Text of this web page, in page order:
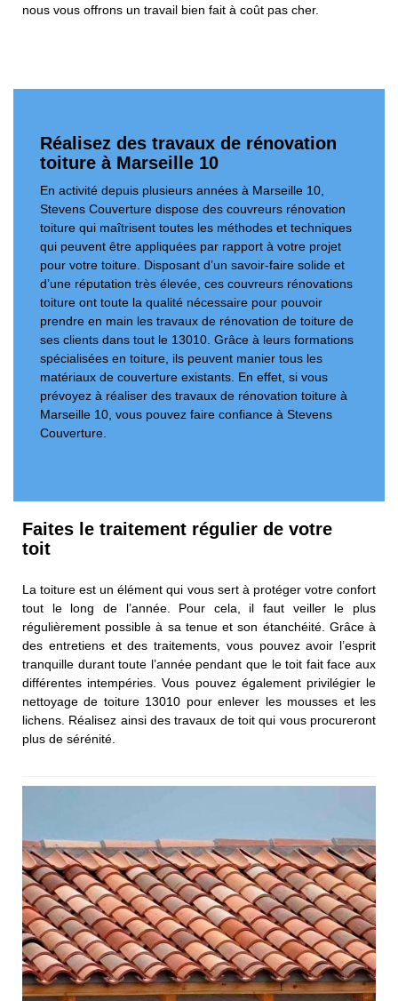
nous vous offrons un travail bien fait à coût pas cher.
Réalisez des travaux de rénovation
toiture à Marseille 10
En activité depuis plusieurs années à Marseille 10,
Stevens Couverture dispose des couvreurs rénovation
toiture qui maîtrisent toutes les méthodes et techniques
qui peuvent être appliquées par rapport à votre projet
pour votre toiture. Disposant d’un savoir-faire solide et
d’une réputation très élevée, ces couvreurs rénovations
toiture ont toute la qualité nécessaire pour pouvoir
prendre en main les travaux de rénovation de toiture de
ses clients dans tout le 13010. Grâce à leurs formations
spécialisées en toiture, ils peuvent manier tous les
matériaux de couverture existants. En effet, si vous
prévoyez à réaliser des travaux de rénovation toiture à
Marseille 10, vous pouvez faire confiance à Stevens
Couverture.
Faites le traitement régulier de votre
toit
La toiture est un élément qui vous sert à protéger votre confort
tout le long de l’année. Pour cela, il faut veiller le plus
régulièrement possible à sa tenue et son étanchéité. Grâce à
des entretiens et des traitements, vous pouvez avoir l’esprit
tranquille durant toute l’année pendant que le toit fait face aux
différentes intempéries. Vous pouvez également privilégier le
nettoyage de toiture 13010 pour enlever les mousses et les
lichens. Réalisez ainsi des travaux de toit qui vous procureront
plus de sérénité.